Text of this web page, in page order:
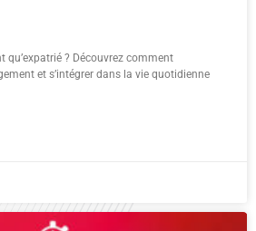
qu’expatrié ? Découvrez comment
et s’intégrer dans la vie quotidienne